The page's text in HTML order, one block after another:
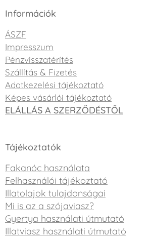
Információk
ÁSZF
Impresszum
Pénzvisszatérítés
Szállítás & Fizetés
Adatkezelési tájékoztató
Képes vásárlói tájékoztató
ELÁLLÁS A SZERZŐDÉSTŐL
Tájékoztatók
Fakanóc használata
Felhasználói tájékoztató
Illatolajok tulajdonságai
Mi is az a szójaviasz?
Gyertya használati útmutató
Illatviasz használati útmutató